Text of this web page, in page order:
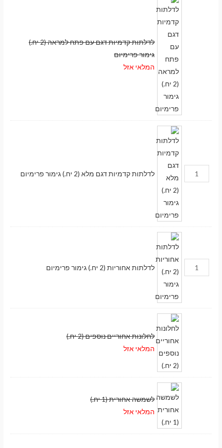
לדלתות קדמיות דגם עם פתח למראה (2 יח.)
גימור פרימיום
המלאי אזל
לדלתות קדמיות דגם מלא (2 יח.) גימור פרימיום
לדלתות אחוריות (2 יח.) גימור פרימיום
לחלונות אחוריים נוספים (2 יח.)
המלאי אזל
לשמשה אחורית (1 יח.)
המלאי אזל
מעבר לסל הקניות